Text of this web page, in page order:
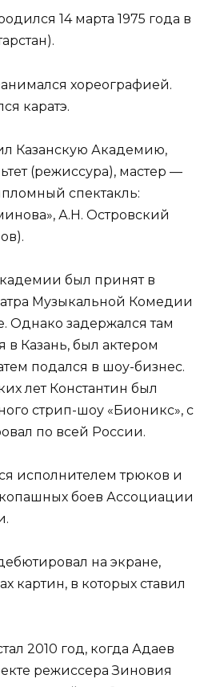
14 марта 1975 года в
хореографией.
каратэ.
Казанскую Академию,
(режиссура), мастер —
спектакль:
А.Н. Островский
был принят в
Музыкальной Комедии
Однако задержался там
в Казань, был актером
подался в шоу-бизнес.
лет Константин был
стрип-шоу «Бионикс», с
по всей России.
исполнителем трюков и
боев Ассоциации
на экране,
картин, в которых ставил
2010 год, когда Адаев
режиссера Зиновия